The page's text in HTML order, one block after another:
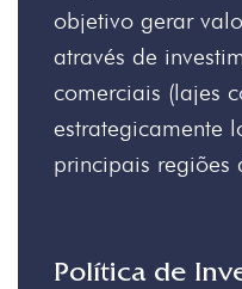
objetivo gerar
através de
comerciais (lajes
estrategicamente
principais regiões
Política de